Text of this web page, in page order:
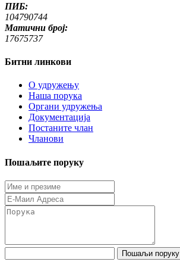
ПИБ:
104790744
Матични број:
17675737
Битни линкови
O удружењу
Наша порука
Органи удружења
Документација
Постаните члан
Чланови
Пошаљите поруку
Пошаљи поруку